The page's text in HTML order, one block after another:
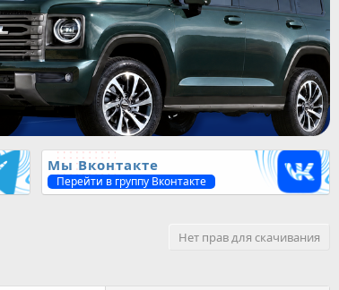
Мы Вконтакте
Перейти в группу Вконтакте
Нет прав для скачивания